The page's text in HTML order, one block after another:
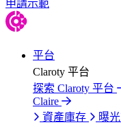
申請示範
平台
Claroty 平台
探索 Claroty 平台
Claire
資產庫存
曝